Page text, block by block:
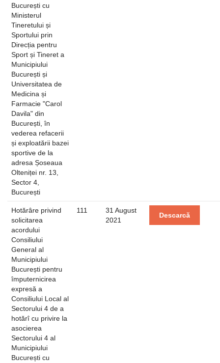
București cu
Ministerul
Tineretului și
Sportului prin
Direcția pentru
Sport și Tineret a
Municipiului
București și
Universitatea de
Medicina și
Farmacie "Carol
Davila" din
București, în
vederea refacerii
și exploatării bazei
sportive de la
adresa Șoseaua
Olteniței nr. 13,
Sector 4,
București
Hotărâre privind
solicitarea
acordului
Consiliului
General al
Municipiului
București pentru
împuternicirea
expresă a
Consiliului Local al
Sectorului 4 de a
hotărî cu privire la
asocierea
Sectorului 4 al
Municipiului
București cu
111
31 August
2021
Descarcă